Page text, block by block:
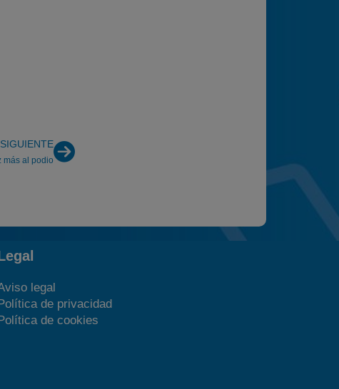
SIGUIENTE
más al podio
legal
de privacidad
de cookies